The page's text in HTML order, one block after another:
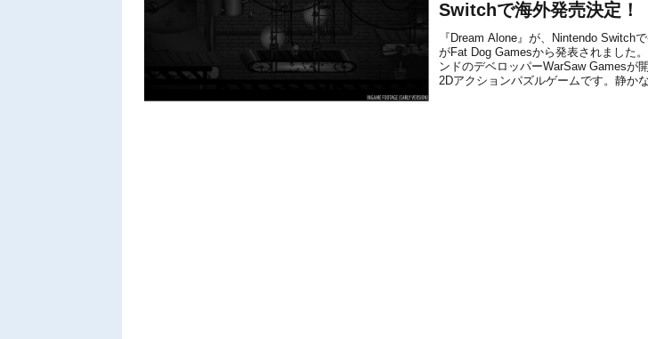
Switchで海外発売決定！
『Dream Alone』が、Nintendo Switch
がFat Dog Gamesから発表されました
ンドのデベロッパーWarSaw Gamesが
2Dアクションパズルゲームです。静か